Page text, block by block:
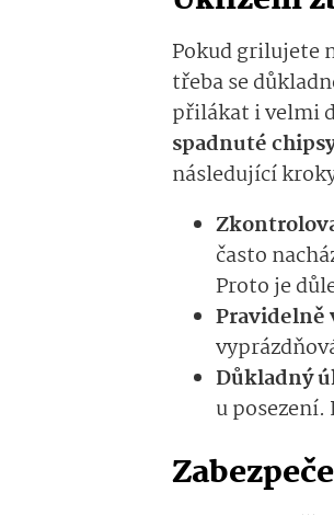
Pokud grilujete
třeba se
přilákat i velmi
spadnuté
následující
často
Proto je
Pravidelně
Důkladný
u